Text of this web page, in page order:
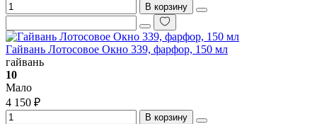
В корзину
Гайвань Лотосовое Окно 339, фарфор, 150 мл
гайвань
10
Мало
4 150 ₽
В корзину